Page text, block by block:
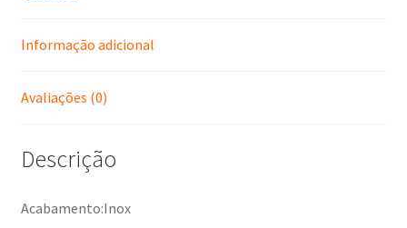
Informação adicional
Avaliações (0)
Descrição
Acabamento:Inox